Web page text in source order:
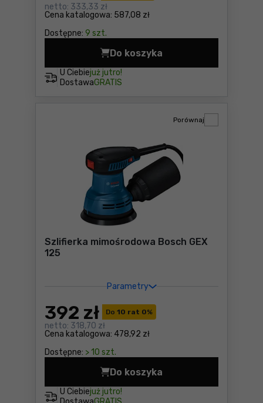
Cena katalogowa: 587,08 zł
netto: 333,33 zł
Dostępne: 9 szt.
U Ciebiejuż jutro!
DostawaGRATIS
Do koszyka
Szlifierka kątowa Bosch
Szlifierka mimośrodowa Bosch GEX
125
Parametry
Do 10 rat 0%
Cena katalogowa: 478,92 zł
392 zł
netto: 318,70 zł
Dostępne: > 10 szt.
Porównaj
U Ciebiejuż jutro!
Do koszyka